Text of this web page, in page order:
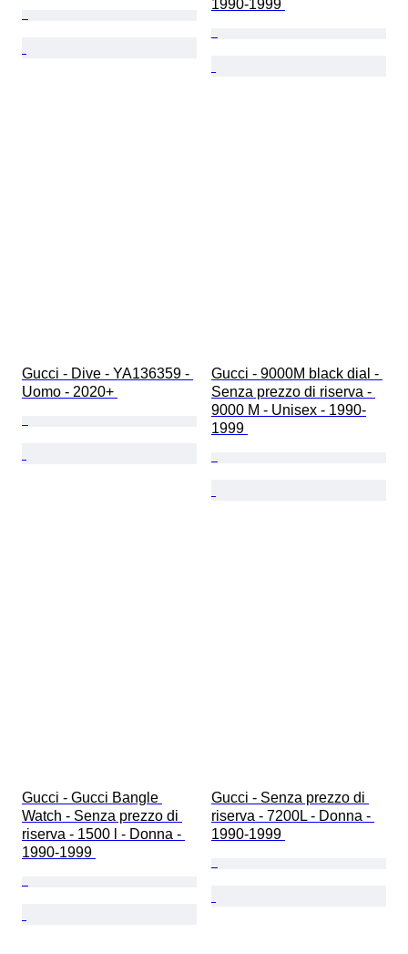
1990-1999
Gucci - Dive - YA136359 -
Uomo - 2020+
Gucci - 9000M black dial -
Senza prezzo di riserva -
9000 M - Unisex - 1990-
1999
Gucci - Gucci Bangle
Watch - Senza prezzo di
riserva - 1500 l - Donna -
1990-1999
Gucci - Senza prezzo di
riserva - 7200L - Donna -
1990-1999